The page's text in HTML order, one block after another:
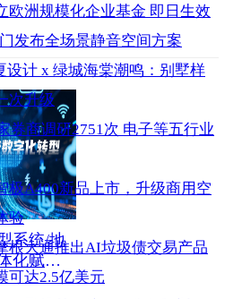
欧洲规模化企业基金 即日生效
发布全场景静音空间方案
设计 x 绿城海棠潮鸣：别墅样
次升级
券商调研2751次 电子等五行业
极A400新品上市，升级商用空
验
根大通推出AI垃圾债交易产品
可达2.5亿美元
系统/地
化赋能
版）